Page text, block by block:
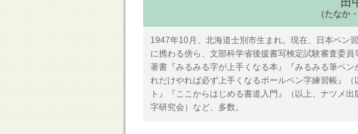
田
（たなか
1947年10月、北海道士別市生まれ。現在、日本ペン
に携わる傍ら、文部科学省後援書写検定試験審査委員
著書『みるみる字が上手くなる本』『みるみる筆ペ
れだけやれば必ず上手くなるボールペン字練習帳』
ト』『ここからはじめる書道入門』（以上、ナツメ
字研究会）など、多数。